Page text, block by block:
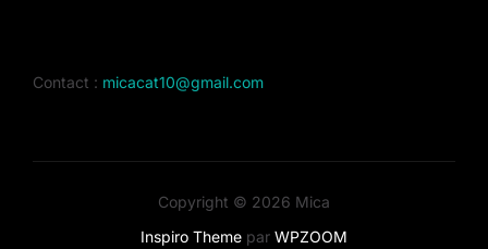
Contact : micacat10@gmail.com
Copyright © 2026 Mica
Inspiro Theme par WPZOOM